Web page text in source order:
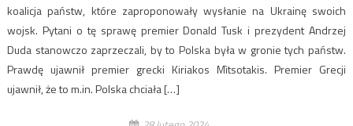
koalicja państw, które zaproponowały wysłanie na Ukrainę swoich
wojsk. Pytani o tę sprawę premier Donald Tusk i prezydent Andrzej
Duda stanowczo zaprzeczali, by to Polska była w gronie tych państw.
Prawdę ujawnił premier grecki Kiriakos Mìtsotakis. Premier Grecji
ujawnił, że to m.in. Polska chciała […]